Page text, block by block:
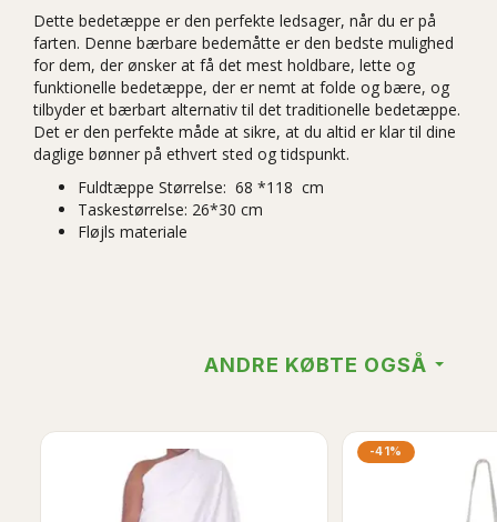
Dette bedetæppe er den perfekte ledsager, når du er på
farten. Denne bærbare bedemåtte er den bedste mulighed
for dem, der ønsker at få det mest holdbare, lette og
funktionelle bedetæppe, der er nemt at folde og bære, og
tilbyder et bærbart alternativ til det traditionelle bedetæppe.
Det er den perfekte måde at sikre, at du altid er klar til dine
daglige bønner på ethvert sted og tidspunkt.
Fuldtæppe Størrelse: 68 *1 18 cm
Taskestørrelse: 26*30 cm
Fløjls materiale
ANDRE KØBTE OGSÅ
-41%